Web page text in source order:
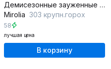
Демисезонные зауженные брюки из джинса со эластаном
Mirolia 303 крупн.горох
58
лучшая цена
В корзину